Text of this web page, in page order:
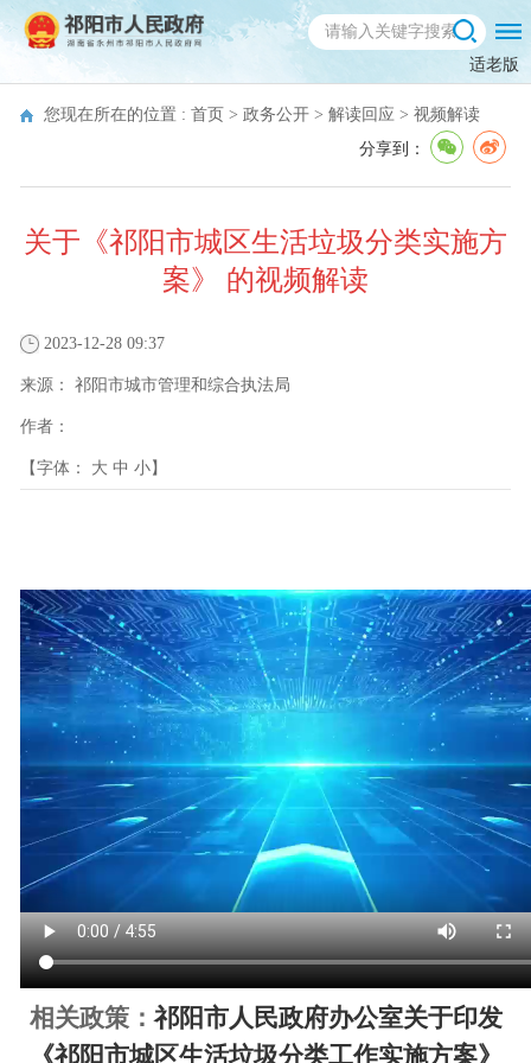
适老版
您现在所在的位置 : 首页 > 政务公开 > 解读回应 > 视频解读
分享到：
关于《祁阳市城区生活垃圾分类实施方
案》 的视频解读
2023-12-28 09:37
来源： 祁阳市城市管理和综合执法局
作者：
【字体： 大 中 小】
相关政策：祁阳市人民政府办公室关于印发
《祁阳市城区生活垃圾分类工作实施方案》